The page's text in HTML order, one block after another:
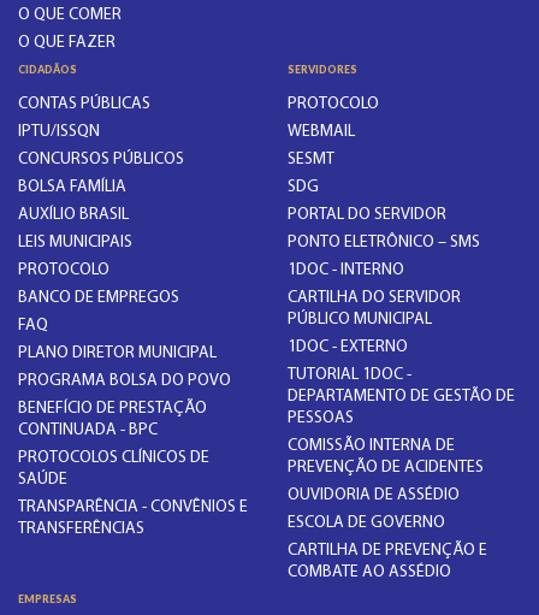
O QUE COMER
O QUE FAZER
CIDADÃOS
CONTAS PÚBLICAS
IPTU/ISSQN
CONCURSOS PÚBLICOS
BOLSA FAMÍLIA
AUXÍLIO BRASIL
LEIS MUNICIPAIS
PROTOCOLO
BANCO DE EMPREGOS
FAQ
PLANO DIRETOR MUNICIPAL
PROGRAMA BOLSA DO POVO
BENEFÍCIO DE PRESTAÇÃO
CONTINUADA - BPC
PROTOCOLOS CLÍNICOS DE
SAÚDE
TRANSPARÊNCIA - CONVÊNIOS E
TRANSFERÊNCIAS
SERVIDORES
PROTOCOLO
WEBMAIL
SESMT
SDG
PORTAL DO SERVIDOR
PONTO ELETRÔNICO – SMS
1DOC - INTERNO
CARTILHA DO SERVIDOR
PÚBLICO MUNICIPAL
1DOC - EXTERNO
TUTORIAL 1DOC -
DEPARTAMENTO DE GESTÃO DE
PESSOAS
COMISSÃO INTERNA DE
PREVENÇÃO DE ACIDENTES
OUVIDORIA DE ASSÉDIO
ESCOLA DE GOVERNO
CARTILHA DE PREVENÇÃO E
COMBATE AO ASSÉDIO
EMPRESAS